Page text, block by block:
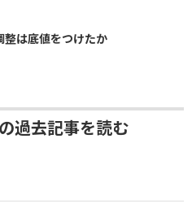
整は底値をつけたか
過去記事を読む